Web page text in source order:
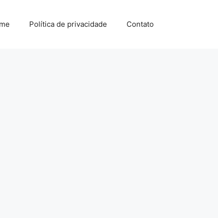
Política de privacidade Contato